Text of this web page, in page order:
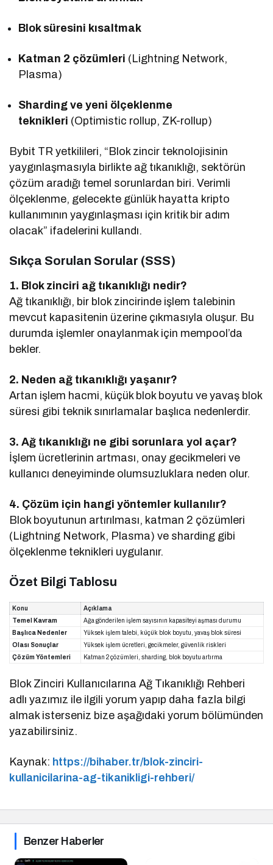
Blok süresini kısaltmak
Katman 2 çözümleri (Lightning Network,
Plasma)
Sharding ve yeni ölçeklenme
teknikleri (Optimistic rollup, ZK-rollup)
Bybit TR yetkilileri, “Blok zincir teknolojisinin
yaygınlaşmasıyla birlikte ağ tıkanıklığı, sektörün
çözüm aradığı temel sorunlardan biri. Verimli
ölçeklenme, gelecekte günlük hayatta kripto
kullanımının yaygınlaşması için kritik bir adım
olacak” ifadelerini kullandı.
Sıkça Sorulan Sorular (SSS)
1. Blok zinciri ağ tıkanıklığı nedir?
Ağ tıkanıklığı, bir blok zincirinde işlem talebinin
mevcut kapasitenin üzerine çıkmasıyla oluşur. Bu
durumda işlemler onaylanmak için mempool’da
bekler.
2. Neden ağ tıkanıklığı yaşanır?
Artan işlem hacmi, küçük blok boyutu ve yavaş blok
süresi gibi teknik sınırlamalar başlıca nedenlerdir.
3. Ağ tıkanıklığı ne gibi sorunlara yol açar?
İşlem ücretlerinin artması, onay gecikmeleri ve
kullanıcı deneyiminde olumsuzluklara neden olur.
4. Çözüm için hangi yöntemler kullanılır?
Blok boyutunun artırılması, katman 2 çözümleri
(Lightning Network, Plasma) ve sharding gibi
ölçeklenme teknikleri uygulanır.
Özet Bilgi Tablosu
Konu
Açıklama
Temel Kavram
Ağa gönderilen işlem sayısının kapasiteyi aşması durumu
Başlıca Nedenler
Yüksek işlem talebi, küçük blok boyutu, yavaş blok süresi
Olası Sonuçlar
Yüksek işlem ücretleri, gecikmeler, güvenlik riskleri
Çözüm Yöntemleri
Katman 2 çözümleri, sharding, blok boyutu artırma
Blok Zinciri Kullanıcılarına Ağ Tıkanıklığı Rehberi
adlı yazımız ile ilgili yorum yapıp daha fazla bilgi
almak isterseniz bize aşağıdaki yorum bölümünden
yazabilirsiniz.
Kaynak: https://bihaber.tr/blok-zinciri-
kullanicilarina-ag-tikanikligi-rehberi/
Benzer Haberler